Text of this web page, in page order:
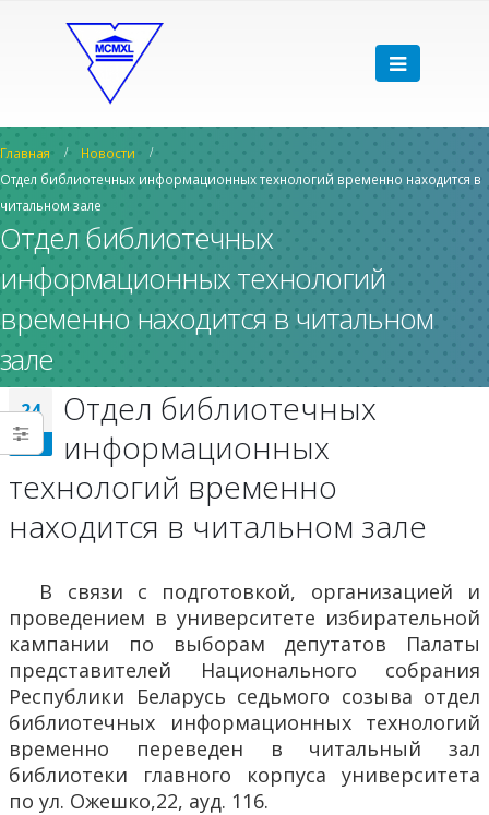
Главная
Новости
Отдел библиотечных информационных технологий временно находится в
читальном зале
Отдел библиотечных
информационных технологий
временно находится в читальном
зале
24
Сен
Отдел библиотечных
информационных
технологий временно
находится в читальном зале
В связи с подготовкой, организацией и
проведением в университете избирательной
кампании по выборам депутатов Палаты
представителей Национального собрания
Республики Беларусь седьмого созыва отдел
библиотечных информационных технологий
временно переведен в читальный зал
библиотеки главного корпуса университета
по ул. Ожешко,22, ауд. 116.